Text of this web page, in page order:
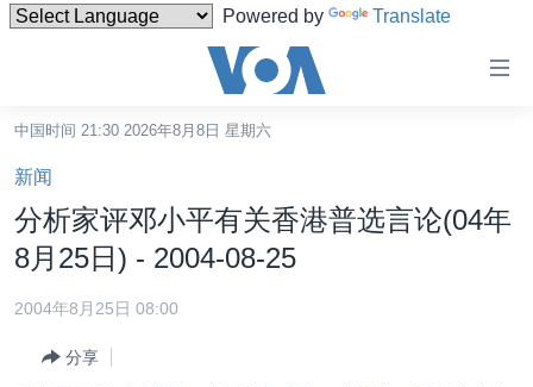
Powered by Translate
碍
链
接
跳
转
内
中国
国际
中国时间 21:30 2026年8月8日 星期六
新闻
分析家评邓小平有关香港普选言论(04年
8月25日) - 2004-08-25
2004年8月25日 08:00
分享